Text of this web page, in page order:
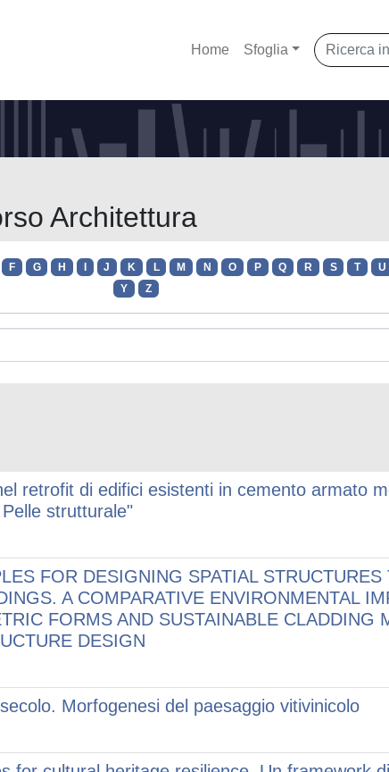
Home Sfoglia
Architettura
F G H J K L M N O P Q R S T U
Y
Z
retrofit di edifici esistenti in cemento armato
Pelle strutturale"
FOR DESIGNING SPATIAL STRUCTURES
A COMPARATIVE ENVIRONMENTAL
FORMS AND SUSTAINABLE CLADDING
DESIGN
Morfogenesi del paesaggio vitivinicolo